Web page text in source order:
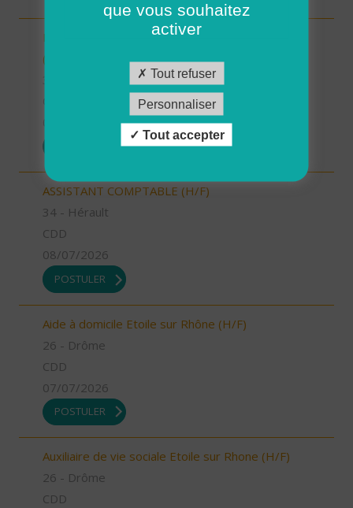
INTERVENANT.E A DOMICILE - VAL D'ANAST
(H/F)
ASSISTANT COMPTABLE (H/F)
34 - Hérault
CDD
08/07/2026
POSTULER
Aide à domicile Etoile sur Rhône (H/F)
26 - Drôme
CDD
07/07/2026
POSTULER
Auxiliaire de vie sociale Etoile sur Rhone (H/F)
26 - Drôme
CDD
que vous souhaitez
activer
Tout refuser
Personnaliser
Tout accepter